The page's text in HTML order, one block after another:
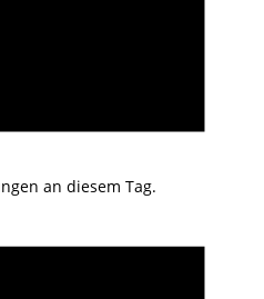
an diesem Tag.